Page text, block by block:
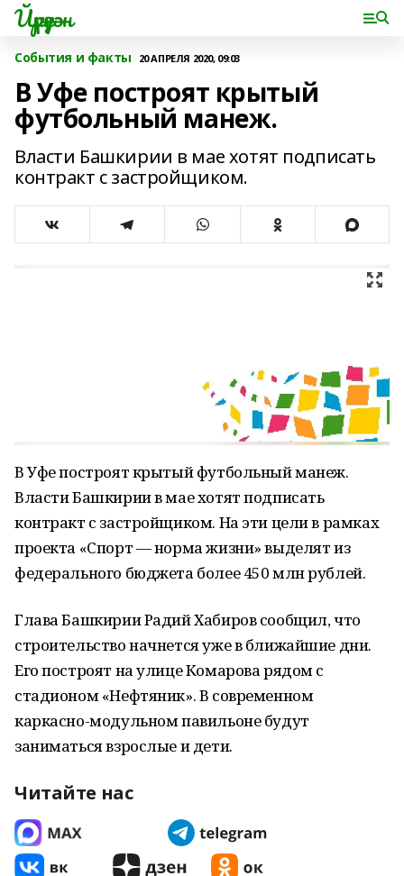
Йүрүҙән
События и факты 20 АПРЕЛЯ 2020, 09:03
В Уфе построят крытый
футбольный манеж.
Власти Башкирии в мае хотят подписать
контракт с застройщиком.
В Уфе построят крытый футбольный манеж.
Власти Башкирии в мае хотят подписать
контракт с застройщиком. На эти цели в рамках
проекта «Спорт — норма жизни» выделят из
федерального бюджета более 450 млн рублей.
Глава Башкирии Радий Хабиров сообщил, что
строительство начнется уже в ближайшие дни.
Его построят на улице Комарова рядом с
стадионом «Нефтяник». В современном
каркасно-модульном павильоне будут
заниматься взрослые и дети.
Читайте нас